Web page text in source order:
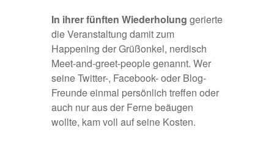
In ihrer fünften Wiederholung gerierte
die Veranstaltung damit zum
Happening der Grüßonkel, nerdisch
Meet-and-greet-people genannt. Wer
seine Twitter-, Facebook- oder Blog-
Freunde einmal persönlich treffen oder
auch nur aus der Ferne beäugen
wollte, kam voll auf seine Kosten.